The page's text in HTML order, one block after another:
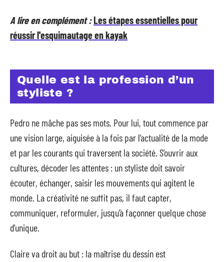
A lire en complément :Les étapes essentielles pour
réussir l'esquimautage en kayak
Quelle est la profession d’un
styliste ?
Pedro ne mâche pas ses mots. Pour lui, tout commence par
une vision large, aiguisée à la fois par l’actualité de la mode
et par les courants qui traversent la société. S’ouvrir aux
cultures, décoder les attentes : un styliste doit savoir
écouter, échanger, saisir les mouvements qui agitent le
monde. La créativité ne suffit pas, il faut capter,
communiquer, reformuler, jusqu’à façonner quelque chose
d’unique.
Claire va droit au but : la maîtrise du dessin est